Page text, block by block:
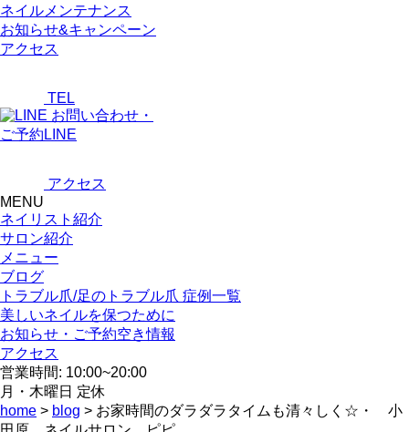
ネイルメンテナンス
お知らせ&キャンペーン
アクセス
TEL
お問い合わせ・
ご予約LINE
アクセス
MENU
ネイリスト紹介
サロン紹介
メニュー
ブログ
トラブル爪/足のトラブル爪 症例一覧
美しいネイルを保つために
お知らせ・ご予約空き情報
アクセス
営業時間: 10:00~20:00
月・木曜日 定休
home > blog > お家時間のダラダラタイムも清々しく☆・ 小